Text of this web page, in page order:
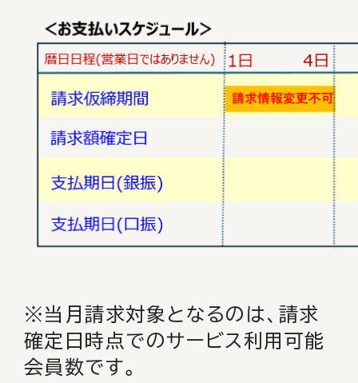
※当月請求対象となるのは、請求
確定日時点でのサービス利用可能
会員数です。